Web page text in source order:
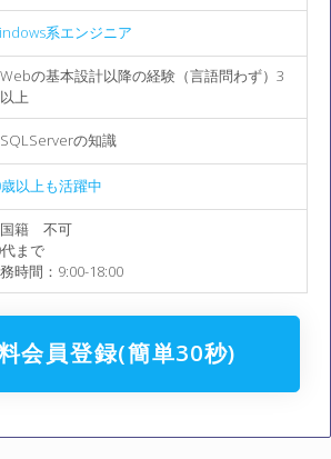
系エンジニア
Webの基本設計以降の経験（言語問わず）3
以上
SQLServerの知識
以上も活躍中
籍 不可
まで
時間：9:00-18:00
会員登録(簡単30秒)